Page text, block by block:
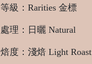
等級：Rarities 金標
處理：日曬Natural
焙度：淺焙 Light Roast